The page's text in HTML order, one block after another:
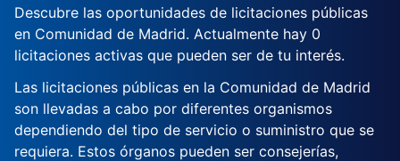
Descubre las oportunidades de licitaciones públicas
en Comunidad de Madrid. Actualmente hay 0
licitaciones activas que pueden ser de tu interés.
Las licitaciones públicas en la Comunidad de Madrid
son llevadas a cabo por diferentes organismos
dependiendo del tipo de servicio o suministro que se
requiera. Estos órganos pueden ser consejerías,